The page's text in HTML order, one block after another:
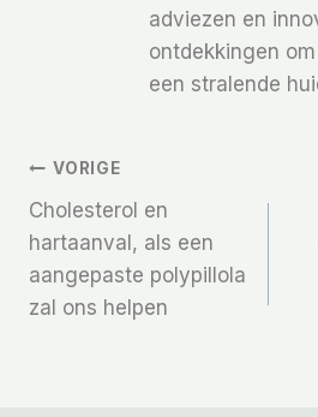
adviezen en
ontdekkingen
een stralende
Bericht
Navigatie
VORIGE
Cholesterol en
hartaanval, als een
aangepaste polypillola
zal ons helpen